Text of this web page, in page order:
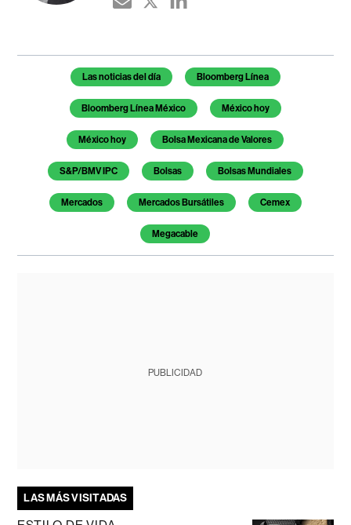
Temas de este artículo
Las noticias del día Bloomberg Línea
Bloomberg Línea México México hoy
México hoy Bolsa Mexicana de Valores
S&P/BMV IPC Bolsas Bolsas Mundiales
Mercados Mercados Bursátiles Cemex
Megacable
PUBLICIDAD
LAS MÁS VISITADAS